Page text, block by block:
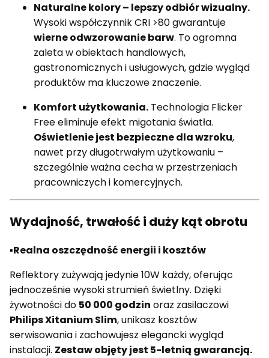
Naturalne kolory – lepszy odbiór wizualny.
Wysoki współczynnik CRI >80 gwarantuje
wierne odwzorowanie barw. To ogromna
zaleta w obiektach handlowych,
gastronomicznych i usługowych, gdzie wygląd
produktów ma kluczowe znaczenie.
Komfort użytkowania. Technologia Flicker
Free eliminuje efekt migotania światła.
Oświetlenie jest bezpieczne dla wzroku,
nawet przy długotrwałym użytkowaniu –
szczególnie ważna cecha w przestrzeniach
pracowniczych i komercyjnych.
Wydajność, trwałość i duży kąt obrotu
▪️Realna oszczędność energii i kosztów
Reflektory zużywają jedynie 10W każdy, oferując
jednocześnie wysoki strumień świetlny. Dzięki
żywotności do 50 000 godzin oraz zasilaczowi
Philips Xitanium Slim, unikasz kosztów
serwisowania i zachowujesz elegancki wygląd
instalacji. Zestaw objęty jest 5-letnią gwarancją.